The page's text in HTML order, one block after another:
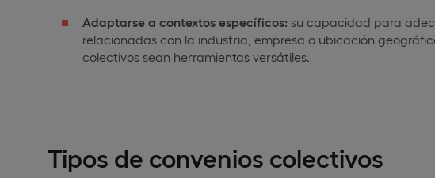
Adaptarse a contextos específicos: su capacidad para
relacionadas con la industria, empresa o ubicación
colectivos sean herramientas versátiles.
Tipos de convenios colectivos